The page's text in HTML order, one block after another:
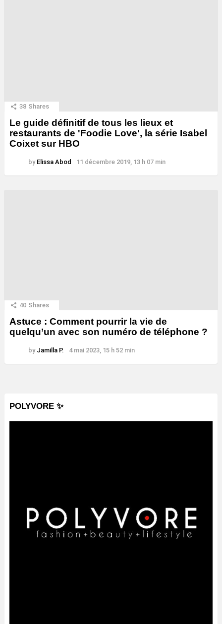
38 Shares
Le guide définitif de tous les lieux et
restaurants de 'Foodie Love', la série Isabel
Coixet sur HBO
by Elissa Abod 11 décembre 2019, 13 h 07 min
40 Shares
Astuce : Comment pourrir la vie de
quelqu’un avec son numéro de téléphone ?
by Jamilla P. 4 mai 2023, 15 h 52 min
POLYVORE ✨